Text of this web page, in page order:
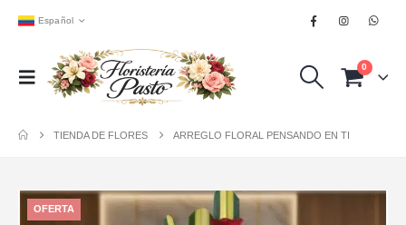
Español
0
TIENDA DE FLORES ARREGLO FLORAL PENSANDO EN TI
OFERTA